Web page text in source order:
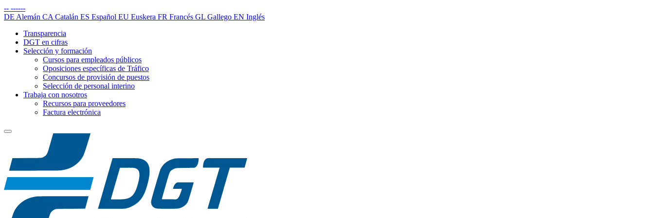
-- ------
DE Alemán CA Catalán ES Español EU Euskera FR Francés GL Gallego EN Inglés
Transparencia
DGT en cifras
Selección y formación
Cursos para empleados públicos
Oposiciones específicas de Tráfico
Concursos de provisión de puestos
Selección de personal interino
Trabaja con nosotros
Recursos para proveedores
Factura electrónica